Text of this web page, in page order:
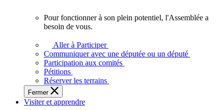
plein
potentiel,
l'Assemblée
a
besoin
de
Pour fonctionner à son plein potentiel, l'Assemblée a
besoin de vous.
Aller à Participer
Communiquer avec une députée ou un député
Participation aux comités
Pétitions
Réserver les terrains
Fermer
Visiter et apprendre